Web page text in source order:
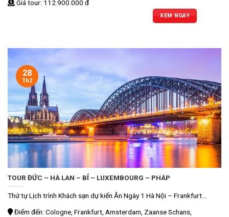
Giá tour: 112.900.000 đ
XEM NGAY
TOUR ĐỨC – HÀ LAN – BỈ – LUXEMBOURG – PHÁP
Thứ tự Lịch trình Khách sạn dự kiến Ăn Ngày 1 Hà Nội – Frankfurt...
Điểm đến: Cologne, Frankfurt, Amsterdam, Zaanse Schans,
28
Th2